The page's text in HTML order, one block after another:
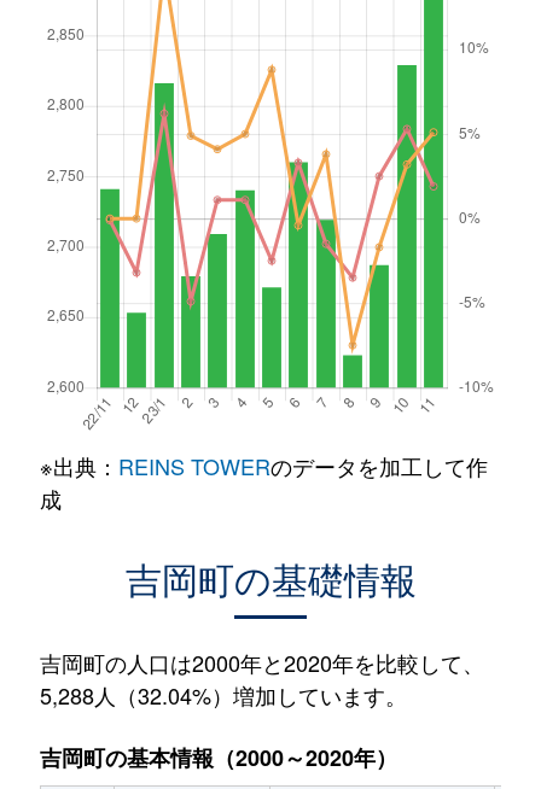
※出典： REINS TOWERのデータを加工して作
成
吉岡町の基礎情報
吉岡町の人口は2000年と2020年を比較して、
5,288人（32.04%）増加しています。
吉岡町の基本情報（2000～2020年）